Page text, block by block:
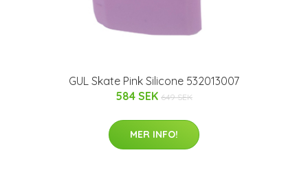
GUL Skate Pink Silicone 532013007
584 SEK 649 SEK
MER INFO!